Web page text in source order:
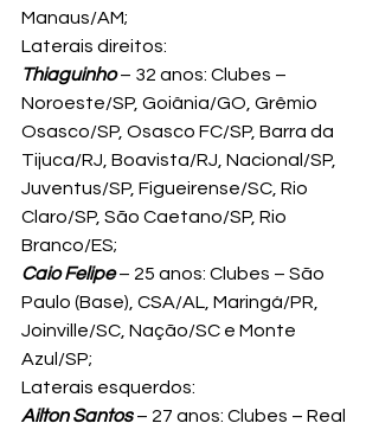
Manaus/AM;
Laterais direitos:
Thiaguinho – 32 anos: Clubes –
Noroeste/SP, Goiânia/GO, Grêmio
Osasco/SP, Osasco FC/SP, Barra da
Tijuca/RJ, Boavista/RJ, Nacional/SP,
Juventus/SP, Figueirense/SC, Rio
Claro/SP, São Caetano/SP, Rio
Branco/ES;
Caio Felipe – 25 anos: Clubes – São
Paulo (Base), CSA/AL, Maringá/PR,
Joinville/SC, Nação/SC e Monte
Azul/SP;
Laterais esquerdos:
Ailton Santos – 27 anos: Clubes – Real